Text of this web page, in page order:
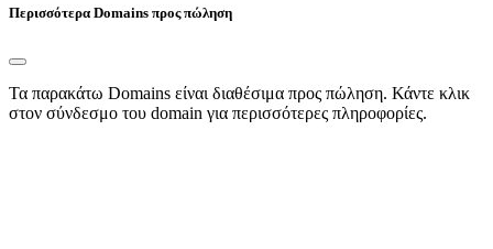
Περισσότερα Domains προς πώληση
Τα παρακάτω Domains είναι διαθέσιμα προς πώληση. Κάντε κλικ
στον σύνδεσμο του domain για περισσότερες πληροφορίες.